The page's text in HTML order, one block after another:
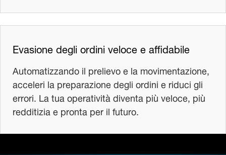
Evasione degli ordini veloce e affidabile
Automatizzando il prelievo e la movimentazione,
acceleri la preparazione degli ordini e riduci gli
errori. La tua operatività diventa più veloce, più
redditizia e pronta per il futuro.